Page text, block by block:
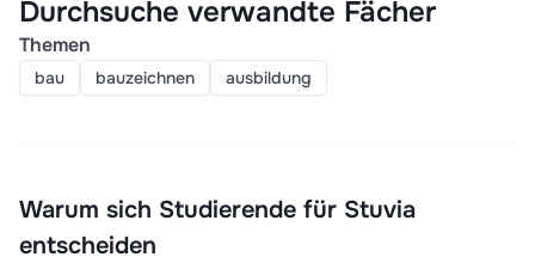
Durchsuche verwandte Fächer
Themen
bau bauzeichnen ausbildung
Warum sich Studierende für Stuvia
entscheiden